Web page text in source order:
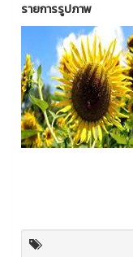
รายการรูปภาพ